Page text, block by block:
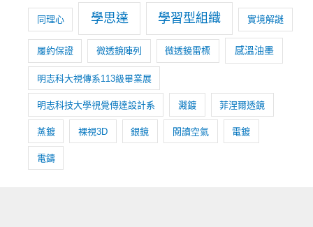
Primer
同理心 學思達 學習型組織 實境解謎
履約保證 微透鏡陣列 微透鏡雷標 感溫油墨
明志科大視傳系113級畢業展
明志科技大學視覺傳達設計系 濺鍍 菲涅爾透鏡
蒸鍍 裸視3D 銀鏡 閱讀空氣 電鍍
電鑄